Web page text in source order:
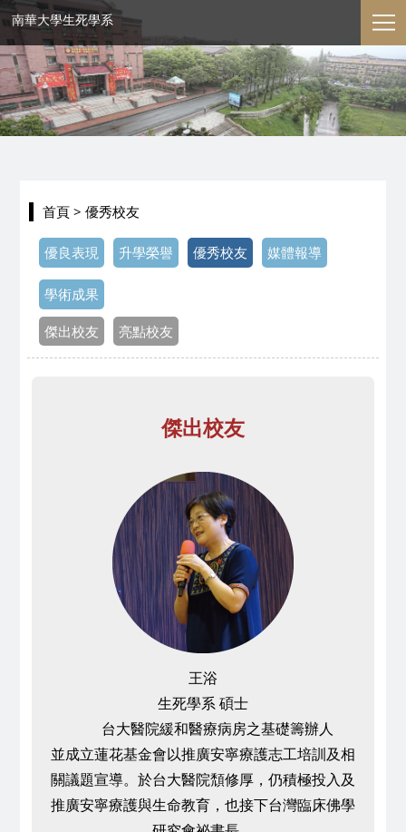
南華大學生死學系
首頁 > 優秀校友
優良表現 升學榮譽 優秀校友 媒體報導
學術成果
傑出校友 亮點校友
傑出校友
王浴
生死學系 碩士
台大醫院緩和醫療病房之基礎籌辦人
並成立蓮花基金會以推廣安寧療護志工培訓及相
關議題宣導。於台大醫院頹修厚，仍積極投入及
推廣安寧療護與生命教育，也接下台灣臨床佛學